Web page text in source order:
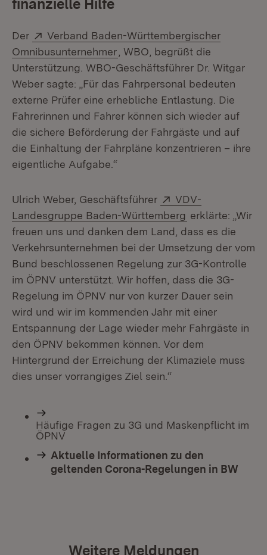
finanzielle Hilfe
Der Extern:
Verband Baden-Württembergischer
Omnibusunternehmer (Öffnet in neuem Fenster)
, WBO, begrüßt die
Unterstützung. WBO-Geschäftsführer Dr. Witgar
Weber sagte: „Für das Fahrpersonal bedeuten
externe Prüfer eine erhebliche Entlastung. Die
Fahrerinnen und Fahrer können sich wieder auf
die sichere Beförderung der Fahrgäste und auf
die Einhaltung der Fahrpläne konzentrieren – ihre
eigentliche Aufgabe.“
Ulrich Weber, Geschäftsführer Extern:
VDV-
Landesgruppe Baden-Württemberg (Öffnet in
erklärte: „Wir
freuen uns und danken dem Land, dass es die
Verkehrsunternehmen bei der Umsetzung der vom
Bund beschlossenen Regelung zur 3G-Kontrolle
im ÖPNV unterstützt. Wir hoffen, dass die 3G-
Regelung im ÖPNV nur von kurzer Dauer sein
wird und wir im kommenden Jahr mit einer
Entspannung der Lage wieder mehr Fahrgäste in
den ÖPNV bekommen können. Vor dem
Hintergrund der Erreichung der Klimaziele muss
dies unser vorrangiges Ziel sein.“
Häufige Fragen zu 3G und Maskenpflicht im
ÖPNV
Aktuelle Informationen zu den
geltenden Corona-Regelungen in BW
Weitere Meldungen